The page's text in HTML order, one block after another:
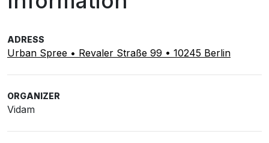
ADRESS
Urban Spree • Revaler Straße 99 • 10245 Berlin
ORGANIZER
Vidam